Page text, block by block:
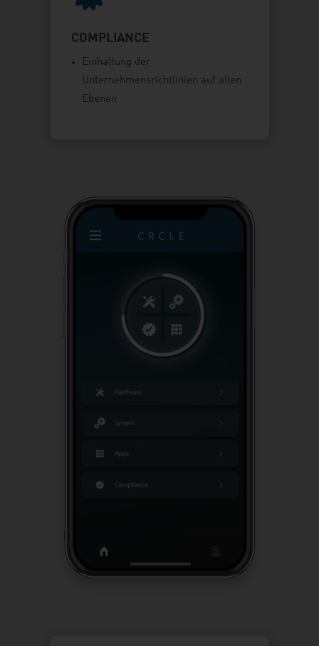
COMPLIANCE
Einhaltung der
Unternehmensrichtlinien auf allen
Ebenen